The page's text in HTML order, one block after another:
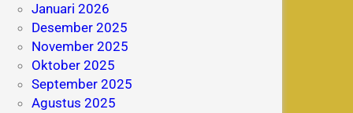
Januari 2026
Desember 2025
November 2025
Oktober 2025
September 2025
Agustus 2025